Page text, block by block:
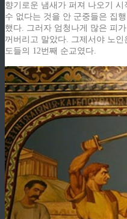
향기로운 냄새가 퍼져 나오기
수 없다는 것을 안 군중들은 집
했다. 그러자 엄청나게 많은 피
꺼버리고 말았다. 그제서야 노
도들의 12번째 순교였다.